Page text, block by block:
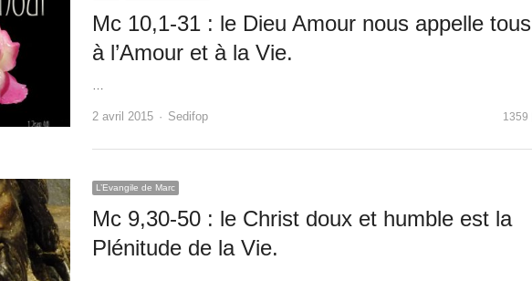
Mc 10,1-31 : le Dieu Amour nous appelle tous
à l’Amour et à la Vie.
2 avril 2015 Author
Sedifop 1359
L’Evangile de Marc
Mc 9,30-50 : le Christ doux et humble est la
Plénitude de la Vie.